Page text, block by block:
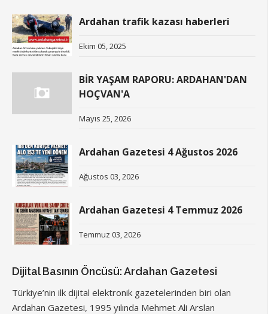
Ardahan trafik kazası haberleri
Ekim 05, 2025
BİR YAŞAM RAPORU: ARDAHAN'DAN
HOÇVAN'A
Mayıs 25, 2026
Ardahan Gazetesi 4 Ağustos 2026
Ağustos 03, 2026
Ardahan Gazetesi 4 Temmuz 2026
Temmuz 03, 2026
Dijital Basının Öncüsü: Ardahan Gazetesi
Türkiye’nin ilk dijital elektronik gazetelerinden biri olan
Ardahan Gazetesi, 1995 yılında Mehmet Ali Arslan